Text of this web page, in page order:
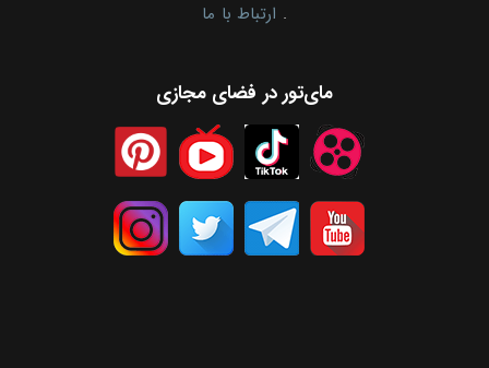
. ارتباط با ما
مای‌تور در فضای مجازی